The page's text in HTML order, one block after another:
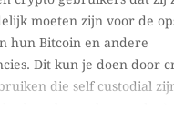
moeten zijn voor de
hun Bitcoin en andere
Dit kun je doen door
die self custodial